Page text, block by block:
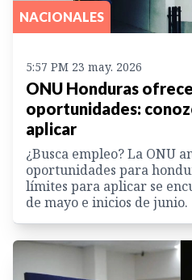
NACIONALES
5:57 PM 23 may. 2026
ONU Honduras
oportunidades:
aplicar
¿Busca empleo? La ONU
oportunidades para
límites para aplicar se
de mayo e inicios de junio.